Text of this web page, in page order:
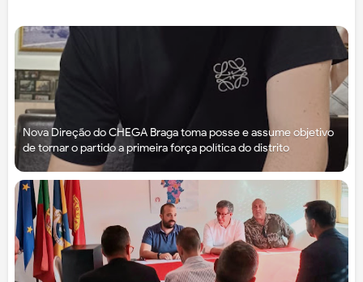
Nova Direção do CHEGA Braga toma posse e assume objetivo
de tornar o partido a primeira força política do distrito